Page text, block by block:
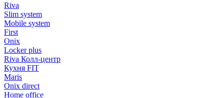
Riva
Slim system
Mobile system
First
Onix
Locker plus
Riva Колл-центр
Кухня FIT
Maris
Onix direct
Home office